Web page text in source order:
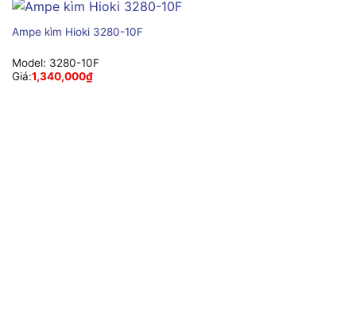
Ampe kìm Hioki 3280-10F
Model: 3280-10F
Giá:1,340,000₫